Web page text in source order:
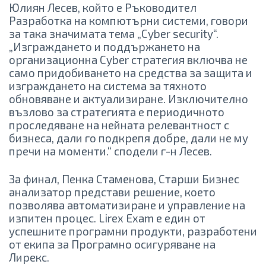
Юлиян Лесев, който е Ръководител
Разработка на компютърни системи, говори
за така значимата тема „Cyber security“.
„Изграждането и поддържането на
организационна Cyber стратегия включва не
само придобиването на средства за защита и
изграждането на система за тяхното
обновяване и актуализиране. Изключително
възлово за стратегията е периодичното
проследяване на нейната релевантност с
бизнеса, дали го подкрепя добре, дали не му
пречи на моменти.“ сподели г-н Лесев.
За финал, Пенка Стаменова, Старши Бизнес
анализатор представи решение, което
позволява автоматизиране и управление на
изпитен процес. Lirex Exam е един от
успешните програмни продукти, разработени
от екипа за Програмно осигуряване на
Лирекс.